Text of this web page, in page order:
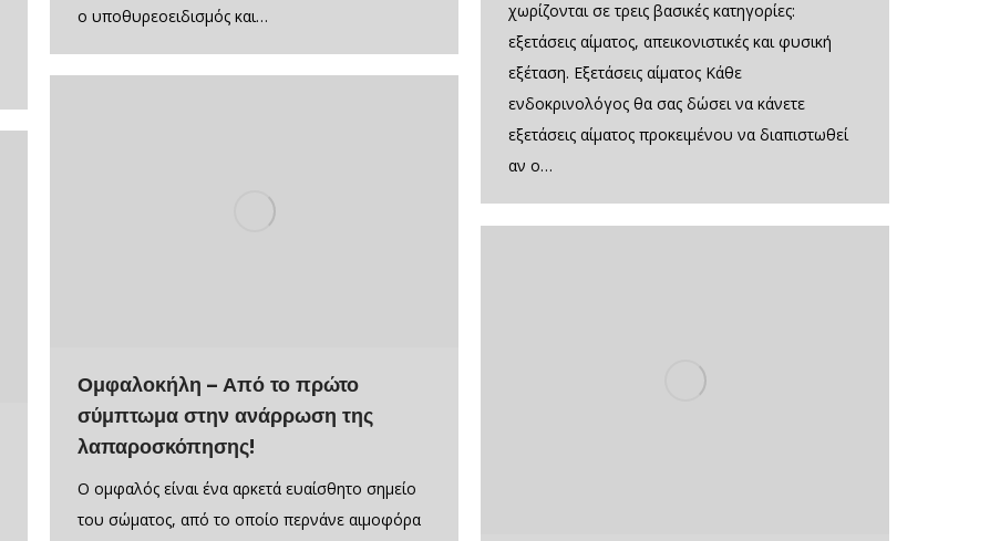
ο υποθυρεοειδισμός και…
χωρίζονται σε τρεις βασικές κατηγορίες:
εξετάσεις αίματος, απεικονιστικές και φυσική
εξέταση. Εξετάσεις αίματος Κάθε
ενδοκρινολόγος θα σας δώσει να κάνετε
εξετάσεις αίματος προκειμένου να διαπιστωθεί
αν ο…
Ομφαλοκήλη – Από το πρώτο
σύμπτωμα στην ανάρρωση της
λαπαροσκόπησης!
O ομφαλός είναι ένα αρκετά ευαίσθητο σημείο
του σώματος, από το οποίο περνάνε αιμοφόρα